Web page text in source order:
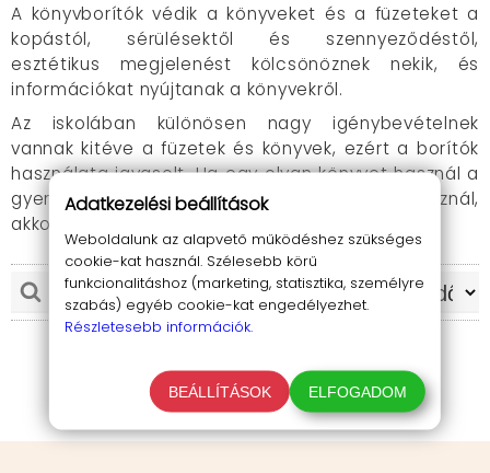
A könyvborítók védik a könyveket és a füzeteket a
kopástól, sérülésektől és szennyeződéstől,
esztétikus megjelenést kölcsönöznek nekik, és
információkat nyújtanak a könyvekről.
Az iskolában különösen nagy igénybevételnek
vannak kitéve a füzetek és könyvek, ezért a borítók
használata javasolt. Ha egy olyan könyvet használ a
gyermek, amit esetleg majd a kistesó is használ,
akkor méginkébb fontos annak védelme.
Adatkezelési beállítások
Weboldalunk az alapvető működéshez szükséges
cookie-kat használ. Szélesebb körű
funkcionalitáshoz (marketing, statisztika, személyre
szabás) egyéb cookie-kat engedélyezhet.
Részletesebb információk.
BEÁLLÍTÁSOK ELFOGADOM